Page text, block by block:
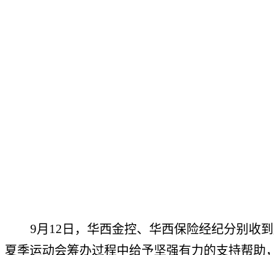
9月12日， 华西金控、 华西保险经纪分别 收到
夏季运动会筹办过程中给予坚强有力的支持帮助，